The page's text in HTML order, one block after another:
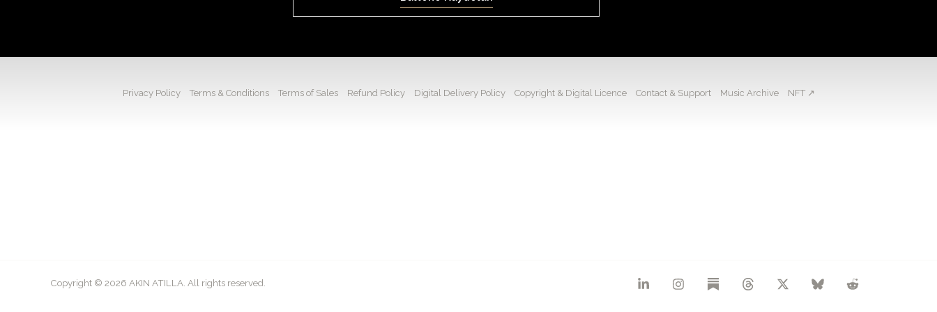
Privacy Policy Terms & Conditions Terms of Sales Refund Policy Digital Delivery Policy Copyright & Digital Licence Contact & Support Music Archive NFT ↗
Copyright © 2026 AKIN ATILLA. All rights reserved.